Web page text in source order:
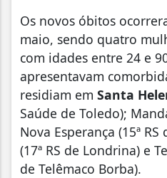
Os novos óbitos
maio, sendo quatro
com idades entre 24 e
apresentavam
residiam em Santa
Saúde de Toledo);
Nova Esperança (15ª
(17ª RS de Londrina) e
de Telêmaco Borba).